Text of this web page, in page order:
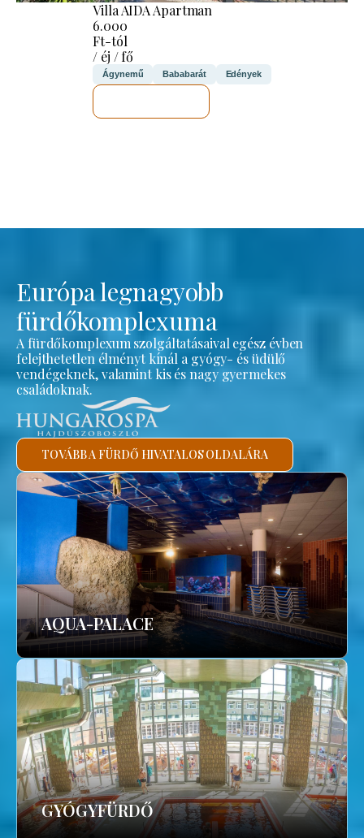
Villa AIDA Apartman
6.000
Ft-tól
/ éj / fő
Ágynemű Bababarát Edények
Európa legnagyobb
fürdőkomplexuma
A fürdőkomplexum szolgáltatásaival egész évben
felejthetetlen élményt kínál a gyógy- és üdülő
vendégeknek, valamint kis és nagy gyermekes
családoknak.
TOVÁBB A FÜRDŐ HIVATALOS OLDALÁRA
AQUA-PALACE
GYÓGYFÜRDŐ